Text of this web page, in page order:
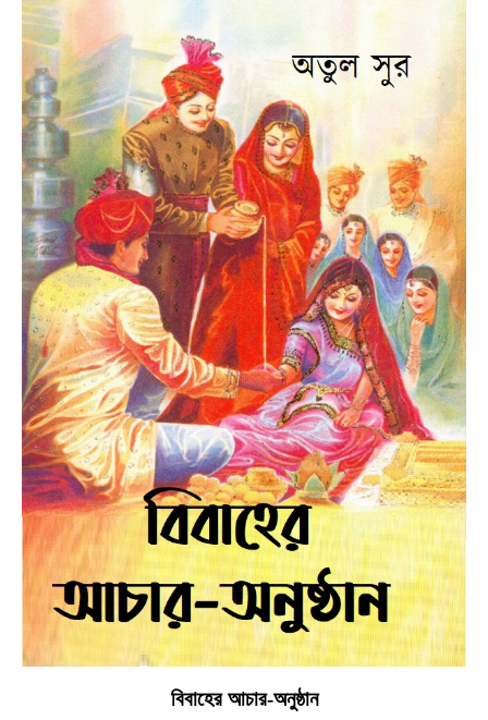
বিবাহের আচার-অনুষ্ঠান